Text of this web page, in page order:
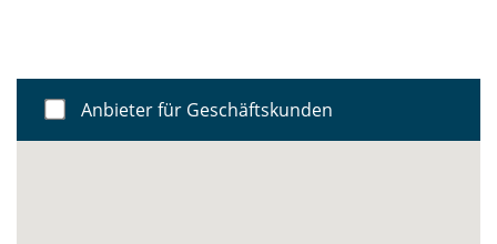
Anbieter für Geschäftskunden